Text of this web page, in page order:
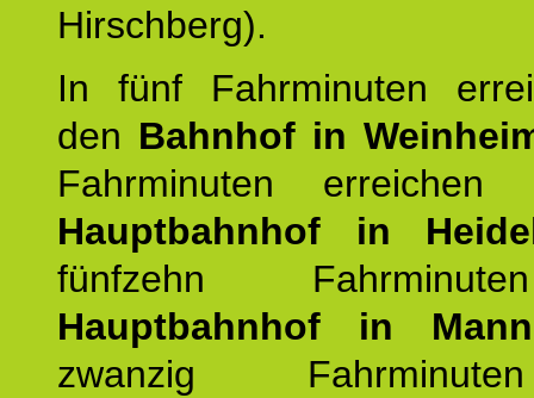
Hirschberg).
In fünf Fahrminuten
den Bahnhof in
Fahrminuten
Hauptbahnhof in
fünfzehn
Hauptbahnhof in
zwanzig